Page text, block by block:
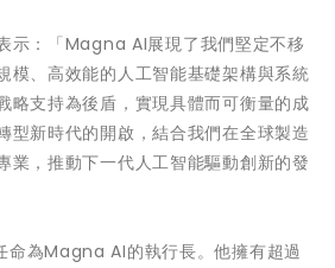
示：「Magna AI展現了我們堅定不移
模、高效能的人工智能基礎架構與系統
略支持為後盾，實現具體而可衡量的成
型新時代的開啟，結合我們在全球製造
業，推動下一代人工智能驅動創新的發
為Magna AI的執行長。他擁有超過